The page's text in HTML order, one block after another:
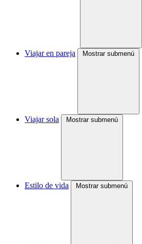
Viajar en pareja Mostrar submenú
Viajar sola Mostrar submenú
Estilo de vida Mostrar submenú